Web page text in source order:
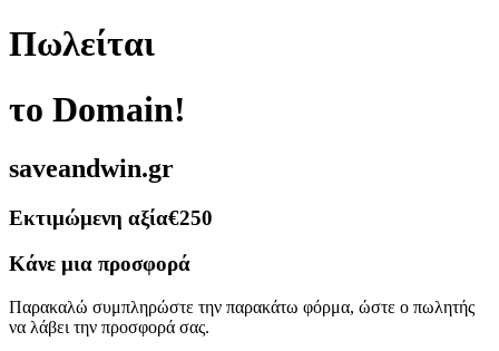
Πωλείται
το Domain!
saveandwin.gr
Εκτιμώμενη αξία€250
Κάνε μια προσφορά
Παρακαλώ συμπληρώστε την παρακάτω φόρμα, ώστε ο πωλητής
να λάβει την προσφορά σας.